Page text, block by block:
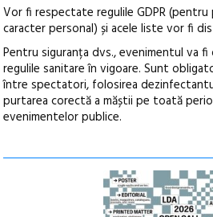
Vor fi respectate regulile GDPR
caracter personal) și acele liste vor fi
Pentru siguranța dvs., evenimentul va
regulile sanitare în vigoare. Sunt
între spectatori, folosirea
purtarea corectă a măștii pe toată
evenimentelor publice.